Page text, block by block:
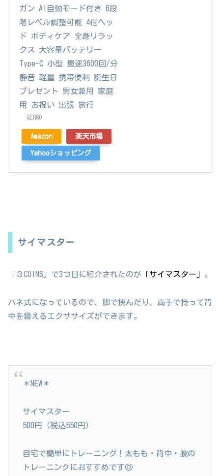
ガン AI自動モード付き 6段
階レベル調整可能 4個ヘッ
ド ボディケア 全身リラッ
クス 大容量バッテリー
Type-C 小型 最速3600回/分
静音 軽量 携帯便利 誕生日
プレゼント 男女兼用 家庭
用 お祝い 出張 旅行
GERGO
Amazon 楽天市場
Yahooショッピング
サイマスター
「３COINS」で3つ目に紹介されたのが 「サイマスター」 。
バネ式になっているので、脚で挟んだり、両手で持って背
中を鍛えるエクササイズができます。
＊NEW＊
サイマスター
500円（税込550円）
自宅で簡単にトレーニング！太もも・背中・腕の
トレーニングにおすすめです◎